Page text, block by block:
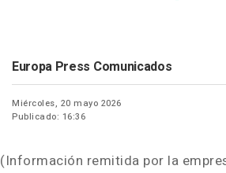
Europa Press Comunicados
Miércoles, 20 mayo 2026
Publicado: 16:36
(Información remitida por la